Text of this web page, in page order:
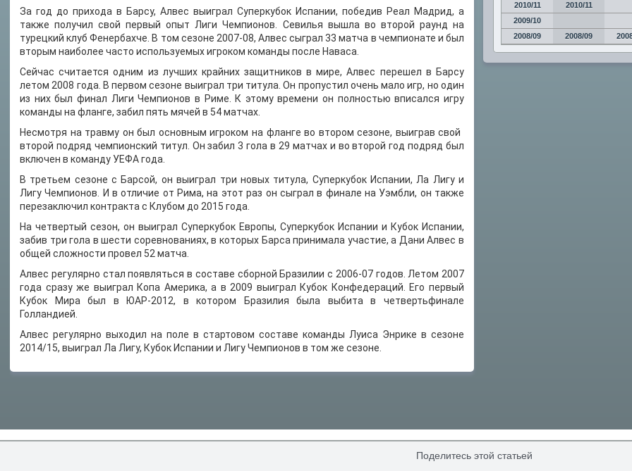
За год до прихода в Барсу, Алвес выиграл Суперкубок Испании, победив Реал Мадрид, а
также получил свой первый опыт Лиги Чемпионов. Севилья вышла во второй раунд на
турецкий клуб Фенербахче. В том сезоне 2007-08, Алвес сыграл 33 матча в чемпионате и был
вторым наиболее часто используемых игроком команды после Наваса.
Сейчас считается одним из лучших крайних защитников в мире, Алвес перешел в Барсу
летом 2008 года. В первом сезоне выиграл три титула. Он пропустил очень мало игр, но один
из них был финал Лиги Чемпионов в Риме. К этому времени он полностью вписался игру
команды на фланге, забил пять мячей в 54 матчах.
Несмотря на травму он был основным игроком на фланге во втором сезоне, выиграв свой ​​
второй подряд чемпионский титул. Он забил 3 гола в 29 матчах и во второй год подряд был
включен в команду УЕФА года.
В третьем сезоне с Барсой, он выиграл три новых титула, Суперкубок Испании, Ла Лигу и
Лигу Чемпионов. И в отличие от Рима, на этот раз он сыграл в финале на Уэмбли, он также
перезаключил контракта с Клубом до 2015 года.
На четвертый сезон, он выиграл Суперкубок Европы, Суперкубок Испании и Кубок Испании,
забив три гола в шести соревнованиях, в которых Барса принимала участие, а Дани Алвес в
общей сложности провел 52 матча.
Алвес регулярно стал появляться в составе сборной Бразилии с 2006-07 годов. Летом 2007
года сразу же выиграл Копа Америка, а в 2009 выиграл Кубок Конфедераций. Его первый
Кубок Мира был в ЮАР-2012, в котором Бразилия была выбита в четвертьфинале
Голландией.
Алвес регулярно выходил на поле в стартовом составе команды Луиса Энрике в сезоне
2014/15, выиграл Ла Лигу, Кубок Испании и Лигу Чемпионов в том же сезоне.
2010/11
2010/11
2009/10
2008/09
2008/09
Поделитесь этой статьей